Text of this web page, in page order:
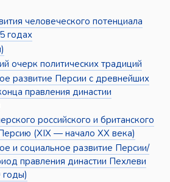
человеческого потенциала
годах
очерк политических традиций
развитие Персии с древнейших
правления династии
российского и британского
(XIX — начало XX века)
и социальное развитие Персии/
правления династии Пехлеви